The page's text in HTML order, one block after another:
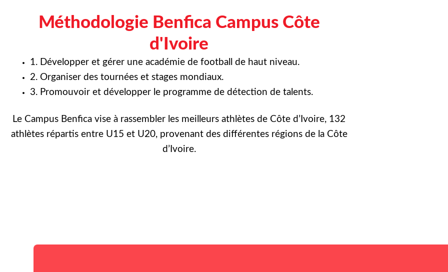
Méthodologie Benfica Campus Côte
d'Ivoire
1. Développer et gérer une académie de football de haut niveau.
2. Organiser des tournées et stages mondiaux.
3. Promouvoir et développer le programme de détection de talents.
Le Campus Benfica vise à rassembler les meilleurs athlètes de Côte d’Ivoire, 132
athlètes répartis entre U15 et U20, provenant des différentes régions de la Côte
d’Ivoire.